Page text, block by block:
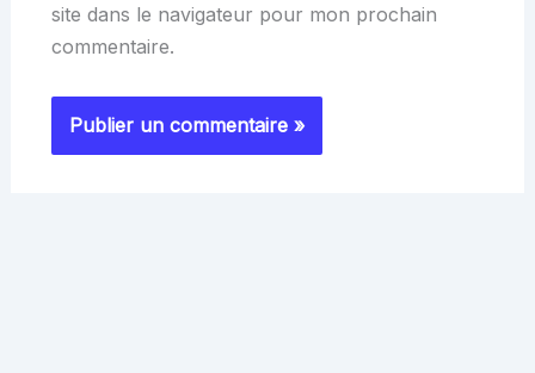
site dans le navigateur pour mon prochain
commentaire.